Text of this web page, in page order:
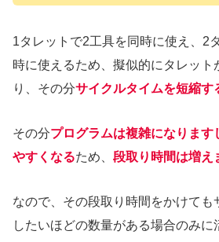
1タレットで2工具を同時に使え、2
時に使えるため、擬似的にタレット
り、その分サイクルタイムを短縮す
その分プログラムは複雑になります
やすくなるため、 段取り時間は増え
なので、その段取り時間をかけても
したいほどの数量がある場合のみに